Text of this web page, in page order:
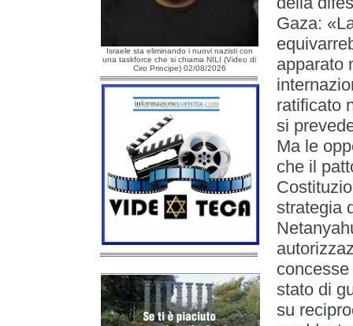
Israele sta eliminando i nuovi nazisti con
una taskforce che si chiama NILI (Video di
Ciro Principe) 02/08/2026
Gaza:
apparato
ratificato
si
Ma le
che il
strategia
stato di
su